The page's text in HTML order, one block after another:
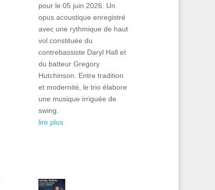
pour le 05 juin 2026. Un
opus acoustique enregistré
avec une rythmique de haut
vol constituée du
contrebassiste Daryl Hall et
du batteur Gregory
Hutchinson. Entre tradition
et modernité, le trio élabore
une musique irriguée de
swing.
lire plus